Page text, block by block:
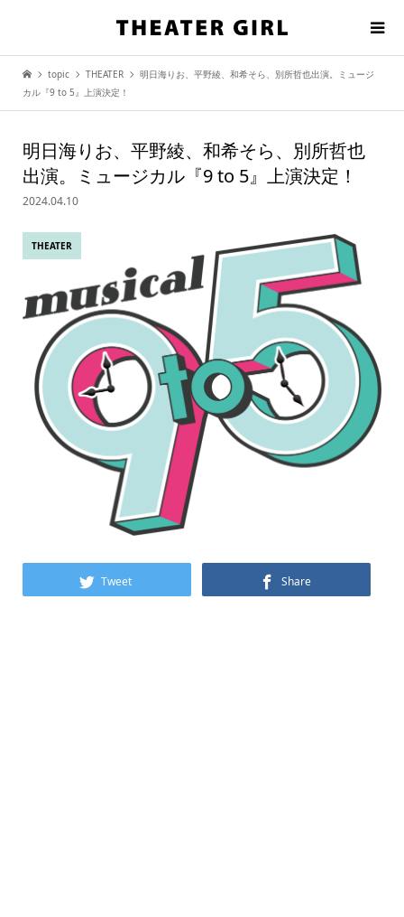
topic THEATER
明日海りお、平野綾、和希そら、別所哲也出演。ミュージ
カル『9 to 5』上演決定！
明日海りお、平野綾、和希そら、別所哲也
出演。ミュージカル『9 to 5』上演決定！
2024.04.10
THEATER
Tweet Share